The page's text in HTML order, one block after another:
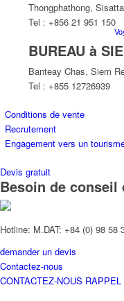
Thongphathong,
Tel : +856 21 951 150
BUREAU à
Banteay Chas, Siem
Tel : +855 12726939
Conditions de vente
Recrutement
Engagement vers un
Devis gratuit
Besoin de conseil
Hotline: M.DAT: +84 (0) 98 58
demander un devis
Contactez-nous
CONTACTEZ-NOUS RAPPEL